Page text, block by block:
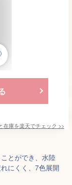
在庫を楽天でチェック >>
とができ、水陸
にくく、7色展開